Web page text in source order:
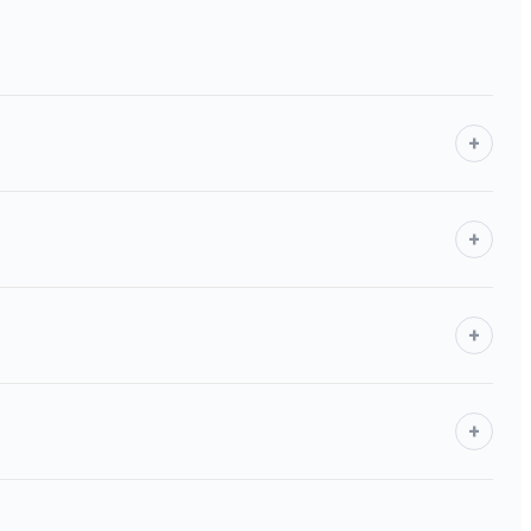
+
+
+
+